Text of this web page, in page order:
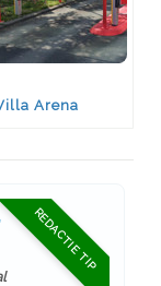
Arena
REDACTIE TIP